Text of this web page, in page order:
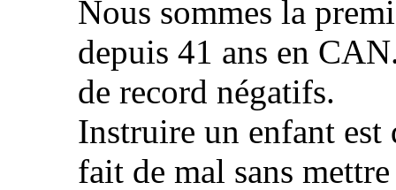
Nous sommes la
depuis 41 ans en
de record négatifs.
Instruire un enfant est
fait de mal sans